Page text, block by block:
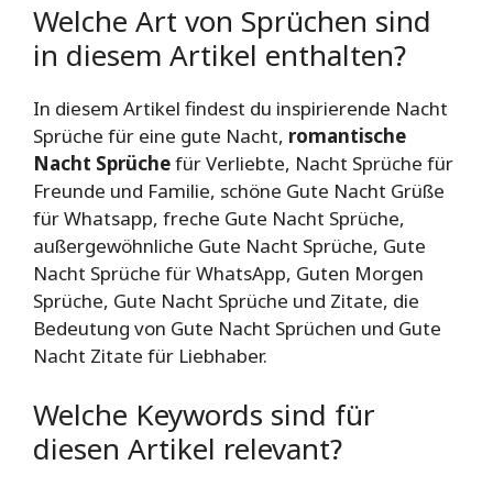
Welche Art von Sprüchen sind
in diesem Artikel enthalten?
In diesem Artikel findest du inspirierende Nacht
Sprüche für eine gute Nacht, romantische
Nacht Sprüchefür Verliebte, Nacht Sprüche für
Freunde und Familie, schöne Gute Nacht Grüße
für Whatsapp, freche Gute Nacht Sprüche,
außergewöhnliche Gute Nacht Sprüche, Gute
Nacht Sprüche für WhatsApp, Guten Morgen
Sprüche, Gute Nacht Sprüche und Zitate, die
Bedeutung von Gute Nacht Sprüchen und Gute
Nacht Zitate für Liebhaber.
Welche Keywords sind für
diesen Artikel relevant?